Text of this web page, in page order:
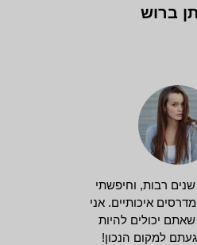
ברוש
רבות, וחיפשתי
איכותיים. אני
שאתם יכולים להיות
למקום הנכון!